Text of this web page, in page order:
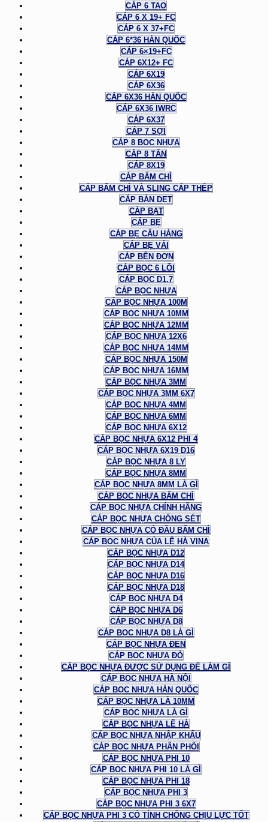
CÁP 6 TAO
CÁP 6 X 19+ FC
CÁP 6 X 37+FC
CÁP 6*36 HÀN QUỐC
CÁP 6×19+FC
CÁP 6X12+ FC
CÁP 6X19
CÁP 6X36
CÁP 6X36 HÀN QUỐC
CÁP 6X36 IWRC
CÁP 6X37
CÁP 7 SỢI
CÁP 8 BỌC NHỰA
CÁP 8 TẤN
CÁP 8X19
CÁP BẤM CHÌ
CÁP BẤM CHÌ VÀ SLING CÁP THÉP
CÁP BẢN DẸT
CÁP BẠT
CÁP BẸ
CÁP BẸ CẨU HÀNG
CÁP BẸ VẢI
CÁP BỆN ĐƠN
CÁP BỌC 6 LÕI
CÁP BỌC D1.7
CÁP BỌC NHỰA
CÁP BỌC NHỰA 100M
CÁP BỌC NHỰA 10MM
CÁP BỌC NHỰA 12MM
CÁP BỌC NHỰA 12X6
CÁP BỌC NHỰA 14MM
CÁP BỌC NHỰA 150M
CÁP BỌC NHỰA 16MM
CÁP BỌC NHỰA 3MM
CÁP BỌC NHỰA 3MM 6X7
CÁP BỌC NHỰA 4MM
CÁP BỌC NHỰA 6MM
CÁP BỌC NHỰA 6X12
CÁP BỌC NHỰA 6X12 PHI 4
CÁP BỌC NHỰA 6X19 D16
CÁP BỌC NHỰA 8 LY
CÁP BỌC NHỰA 8MM
CÁP BỌC NHỰA 8MM LÀ GÌ
CÁP BỌC NHỰA BẤM CHÌ
CÁP BỌC NHỰA CHÍNH HÃNG
CÁP BỌC NHỰA CHỐNG SÉT
CÁP BỌC NHỰA CÓ ĐẦU BẤM CHÌ
CÁP BỌC NHỰA CỦA LÊ HÀ VINA
CÁP BỌC NHỰA D12
CÁP BỌC NHỰA D14
CÁP BỌC NHỰA D16
CÁP BỌC NHỰA D18
CÁP BỌC NHỰA D4
CÁP BỌC NHỰA D6
CÁP BỌC NHỰA D8
CÁP BỌC NHỰA D8 LÀ GÌ
CÁP BỌC NHỰA ĐEN
CÁP BỌC NHỰA ĐỎ
CÁP BỌC NHỰA ĐƯỢC SỬ DỤNG ĐỂ LÀM GÌ
CÁP BỌC NHỰA HÀ NỘI
CÁP BỌC NHỰA HÀN QUỐC
CÁP BỌC NHỰA LÀ 10MM
CÁP BỌC NHỰA LÀ GÌ
CÁP BỌC NHỰA LÊ HÀ
CÁP BỌC NHỰA NHẬP KHẨU
CÁP BỌC NHỰA PHÂN PHỐI
CÁP BỌC NHỰA PHI 10
CÁP BỌC NHỰA PHI 10 LÀ GÌ
CÁP BỌC NHỰA PHI 18
CÁP BỌC NHỰA PHI 3
CÁP BỌC NHỰA PHI 3 6X7
CÁP BỌC NHỰA PHI 3 CÓ TÍNH CHỐNG CHỊU LỰC TỐT